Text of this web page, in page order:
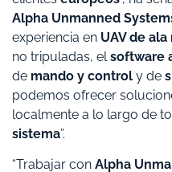
Alpha Unmanned
experiencia en UAV de
no tripuladas, elsoftware
de mando y control y de
podemos ofrecer
localmente a lo largo de
sistema”.
“Trabajar con Alpha